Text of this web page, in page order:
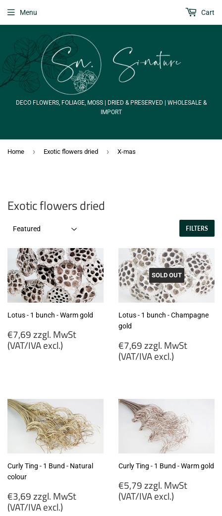
DECO FLOWERS, FOLIAGE, MOSS | DRIED & PRESERVED | WHOLESALE &
IMPORT
Menu Cart
Home › Exotic flowers dried › X-mas
Exotic flowers dried
FILTERS
Lotus - 1 bunch - Warm gold
Regular
price
€7,69 zzgl. MwSt
(VAT/IVA excl.)
(VAT/IVA
excl.)
SOLD OUT
Lotus - 1 bunch - Champagne
gold
Regular
price
€7,69 zzgl. MwSt
(VAT/IVA excl.)
MwSt
(VAT/IVA
excl.)
Curly Ting - 1 Bund - Natural
colour
Regular
price
€3,69 zzgl. MwSt
(VAT/IVA excl.)
Curly Ting - 1 Bund - Warm gold
Regular
price
€5,79 zzgl. MwSt
(VAT/IVA excl.)